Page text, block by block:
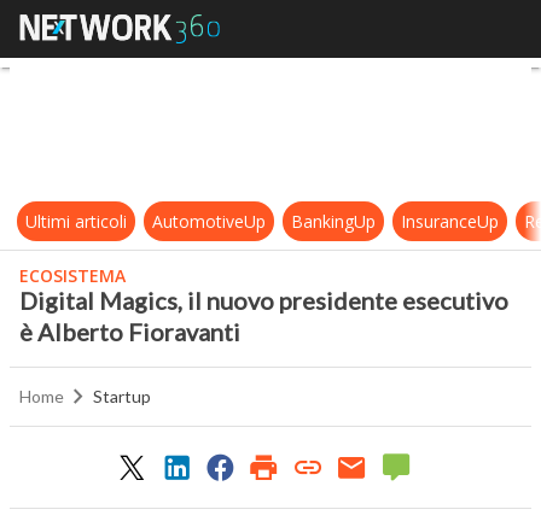
Digital Magics, il nuovo
Ultimi articoli AutomotiveUp BankingUp InsuranceUp
ECOSISTEMA
Digital Magics, il nuovo presidente esecutivo
è Alberto Fioravanti
Home Startup